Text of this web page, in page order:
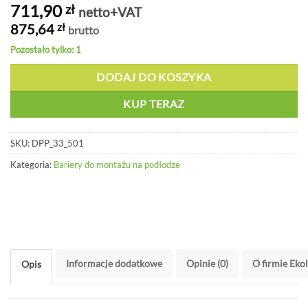
711,90zł netto+VAT
875,64 zł brutto
Pozostało tylko: 1
DODAJ DO KOSZYKA
KUP TERAZ
SKU: DPP_33_501
Kategoria: Bariery do montażu na podłodze
Opis Informacje dodatkowe Opinie (0) O firmie